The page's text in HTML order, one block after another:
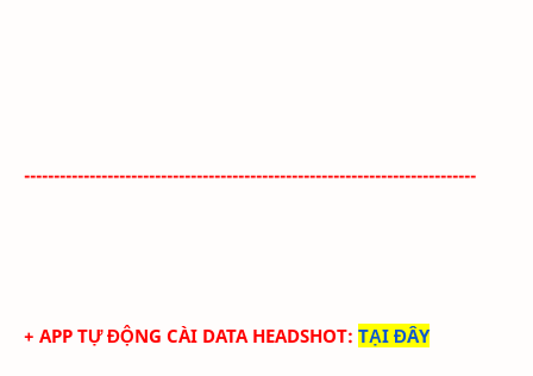
----------------------------------------------------------------------------
+ APP TỰ ĐỘNG CÀI DATA HEADSHOT: TẠI ĐÂY